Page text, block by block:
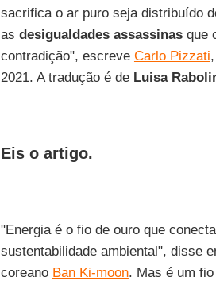
sacrifica o ar puro seja distribuído
as desigualdades assassinasque
contradição", escreve Carlo Pizzati
2021. A tradução é de Luisa
Eis o artigo.
"Energia é o fio de ouro que
sustentabilidade ambiental", disse
coreano Ban Ki-moon. Mas é um fio